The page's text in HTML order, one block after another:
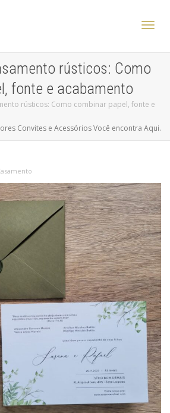
rústicos: Como
fonte e acabamento
rústicos: Como combinar papel, fonte e
Convites e Acessórios Você encontra Aqui.